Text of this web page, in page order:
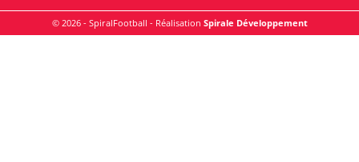
© 2026 - SpiralFootball - Réalisation Spirale Développement